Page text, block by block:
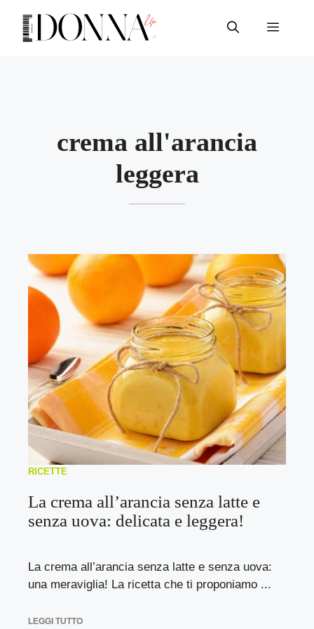
contenuto
Menu
crema all'arancia
leggera
RICETTE
La crema all’arancia senza latte e
senza uova: delicata e leggera!
La crema all’arancia senza latte e senza uova:
una meraviglia! La ricetta che ti proponiamo ...
LEGGI TUTTO